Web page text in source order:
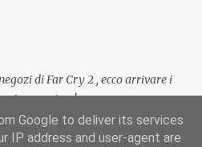
di Far Cry 2 , ecco arrivare i
pieno regime!
Google to deliver its services
IP address and user-agent are